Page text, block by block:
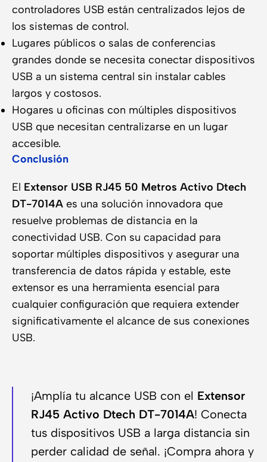
controladores USB están centralizados lejos de
los sistemas de control.
Lugares públicos o salas de conferencias
grandes donde se necesita conectar dispositivos
USB a un sistema central sin instalar cables
largos y costosos.
Hogares u oficinas con múltiples dispositivos
USB que necesitan centralizarse en un lugar
accesible.
Conclusión
El Extensor USB RJ45 50 Metros Activo Dtech
DT-7014A es una solución innovadora que
resuelve problemas de distancia en la
conectividad USB. Con su capacidad para
soportar múltiples dispositivos y asegurar una
transferencia de datos rápida y estable, este
extensor es una herramienta esencial para
cualquier configuración que requiera extender
significativamente el alcance de sus conexiones
USB.
¡Amplía tu alcance USB con el Extensor
RJ45 Activo Dtech DT-7014A! Conecta
tus dispositivos USB a larga distancia sin
perder calidad de señal. ¡Compra ahora y